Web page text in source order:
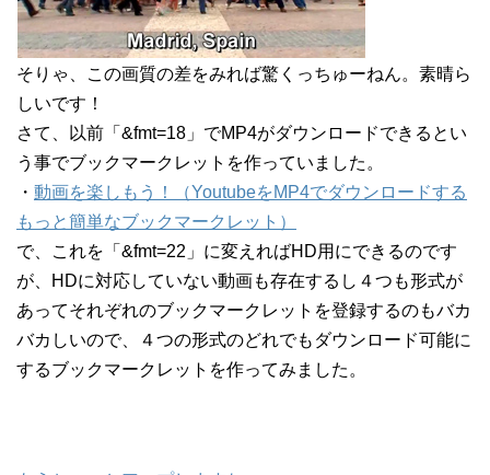
そりゃ、この画質の差をみれば驚くっちゅーねん。素晴ら
しいです！
さて、以前「&fmt=18」でMP4がダウンロードできるとい
う事でブックマークレットを作っていました。
・ 動画を楽しもう！（YoutubeをMP4でダウンロードする
もっと簡単なブックマークレット）
で、これを「&fmt=22」に変えればHD用にできるのです
が、HDに対応していない動画も存在するし４つも形式が
あってそれぞれのブックマークレットを登録するのもバカ
バカしいので、４つの形式のどれでもダウンロード可能に
するブックマークレットを作ってみました。